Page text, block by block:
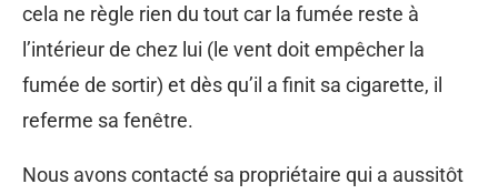
cela ne règle rien du tout car la fumée reste à
l’intérieur de chez lui (le vent doit empêcher la
fumée de sortir) et dès qu’il a finit sa cigarette, il
referme sa fenêtre.
Nous avons contacté sa propriétaire qui a aussitôt